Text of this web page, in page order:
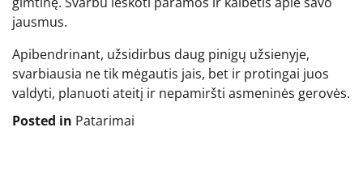
jausmus.
Apibendrinant, užsidirbus daug pinigų užsienyje,
svarbiausia ne tik mėgautis jais, bet ir protingai juos
valdyti, planuoti ateitį ir nepamiršti asmeninės gerovės.
Posted in Patarimai